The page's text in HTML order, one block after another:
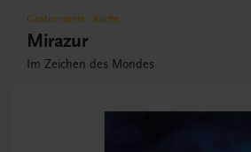
Gastronomie - Küche
Mirazur
Im Zeichen des Mondes